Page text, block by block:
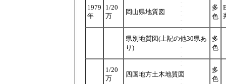
1979
年
1/20
万
岡山県地質図
多
色
県別地質図(上記の他30県あ
り)
多
色
1/20
万
四国地方土木地質図
多
色